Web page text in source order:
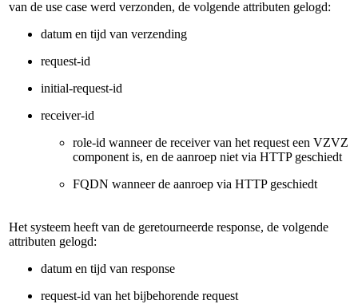
van de use case werd verzonden, de volgende attributen gelogd:
datum en tijd van verzending
request-id
initial-request-id
receiver-id
role-id wanneer de receiver van het request een VZVZ
component is, en de aanroep niet via HTTP geschiedt
FQDN wanneer de aanroep via HTTP geschiedt
Het systeem heeft van de geretourneerde response, de volgende
attributen gelogd:
datum en tijd van response
request-id van het bijbehorende request